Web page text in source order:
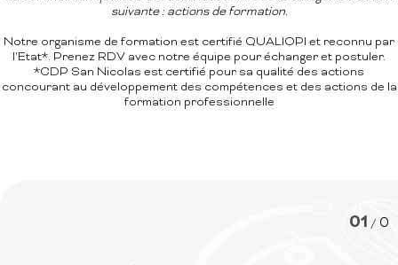
suivante : actions de formation.
Notre organisme de formation est certifié QUALIOPI et reconnu par
l'Etat*. Prenez RDV avec notre équipe pour échanger et postuler.
*CDP San Nicolas est certifié pour sa qualité des actions
concourant au développement des compétences et des actions de la
formation professionnelle
01 / 0